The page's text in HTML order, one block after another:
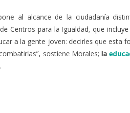
al alcance de la ciudadanía
Centros para la Igualdad, que
a la gente joven: decirles que esta
sostiene Morales; la